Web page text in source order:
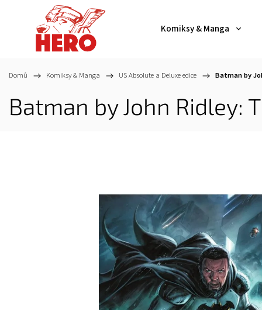
Komiksy & Manga
Domů / Komiksy & Manga / US Absolute a Deluxe edice / Batman by
Batman by John Ridley: